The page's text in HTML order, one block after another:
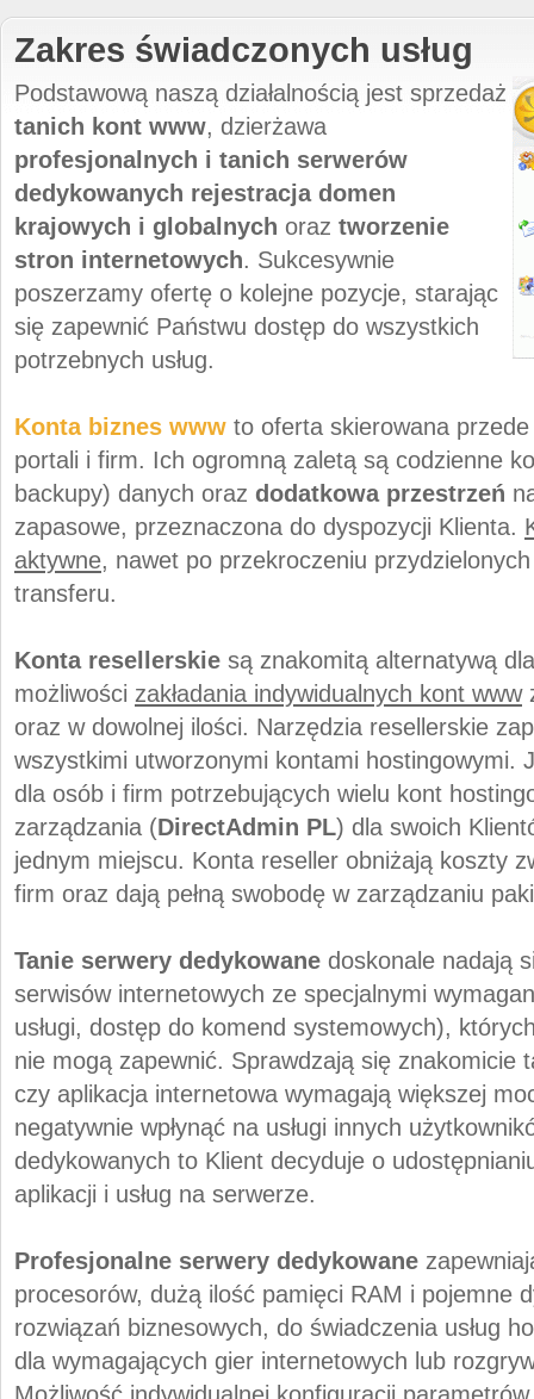
Zakres świadczonych usług
Podstawową naszą działalnością jest sprzedaż
tanich kont www, dzierżawa
profesjonalnych i tanich serwerów
dedykowanych rejestracja domen
krajowych i globalnych oraz tworzenie
stron internetowych. Sukcesywnie
poszerzamy ofertę o kolejne pozycje, starając
się zapewnić Państwu dostęp do wszystkich
potrzebnych usług.
Konta biznes www to oferta skierowana
portali i firm. Ich ogromną zaletą są codzienne
backupy) danych oraz dodatkowa przestrzeń
zapasowe, przeznaczona do dyspozycji Klienta.
aktywne, nawet po przekroczeniu
transferu.
Konta resellerskie są znakomitą alternatywą
możliwości zakładania indywidualnych kont www
oraz w dowolnej ilości. Narzędzia resellerskie
wszystkimi utworzonymi kontami hostingowymi.
dla osób i firm potrzebujących wielu kont
zarządzania (DirectAdmin PL) dla swoich
jednym miejscu. Konta reseller obniżają koszty
firm oraz dają pełną swobodę w zarządzaniu
Tanie serwery dedykowane doskonale nadają
serwisów internetowych ze specjalnymi
usługi, dostęp do komend systemowych),
nie mogą zapewnić. Sprawdzają się znakomicie
czy aplikacja internetowa wymagają większej
negatywnie wpłynąć na usługi innych
dedykowanych to Klient decyduje o
aplikacji i usług na serwerze.
Profesjonalne serwery dedykowane
procesorów, dużą ilość pamięci RAM i pojemne
rozwiązań biznesowych, do świadczenia usług
dla wymagających gier internetowych lub